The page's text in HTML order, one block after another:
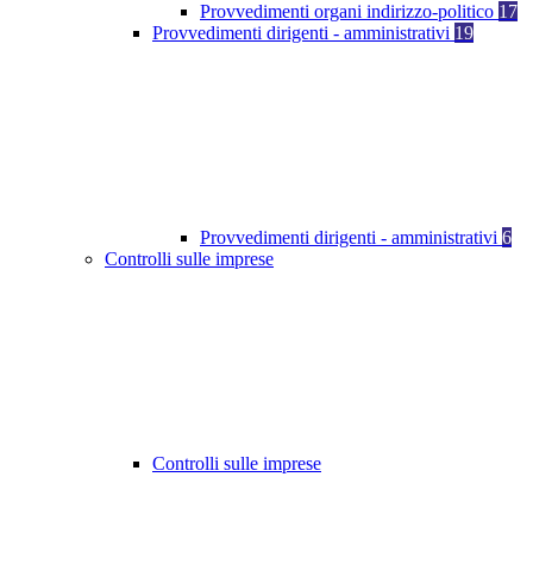
Provvedimenti organi indirizzo-politico 17
Provvedimenti dirigenti - amministrativi 19
Provvedimenti dirigenti - amministrativi 6
Controlli sulle imprese
Controlli sulle imprese